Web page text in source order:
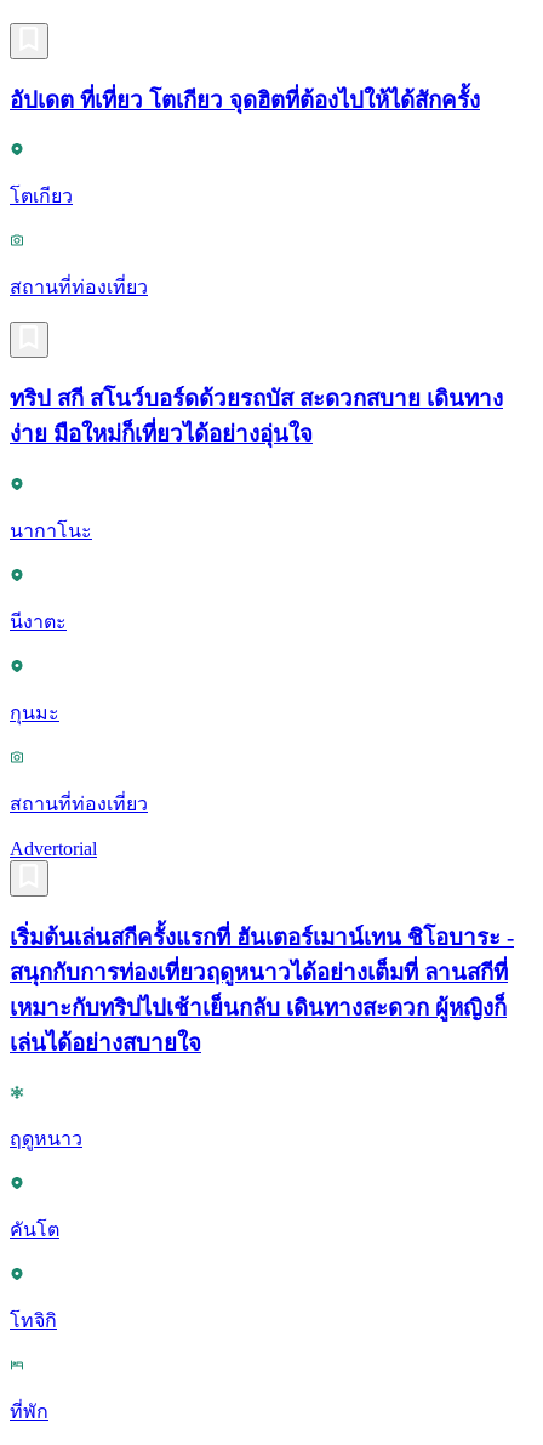
อัปเดต ที่เที่ยว โตเกียว จุดฮิตที่ต้องไปให้ได้สักครั้ง
โตเกียว
สถานที่ท่องเที่ยว
ทริป สกี สโนว์บอร์ดด้วยรถบัส สะดวกสบาย เดินทาง
ง่าย มือใหม่ก็เที่ยวได้อย่างอุ่นใจ
นากาโนะ
นีงาตะ
กุนมะ
สถานที่ท่องเที่ยว
Advertorial
เริ่มต้นเล่นสกีครั้งแรกที่ ฮันเตอร์เมาน์เทน ชิโอบาระ -
สนุกกับการท่องเที่ยวฤดูหนาวได้อย่างเต็มที่ ลานสกีที่
เหมาะกับทริปไปเช้าเย็นกลับ เดินทางสะดวก ผู้หญิงก็
เล่นได้อย่างสบายใจ
ฤดูหนาว
คันโต
โทจิกิ
ที่พัก